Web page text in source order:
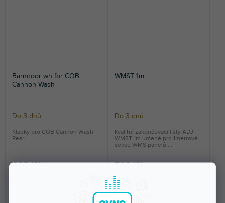
Barndoor wh for COB
Cannon Wash
Do 3 dnů
608 Kč
Klapky pro COB Cannon Wash
Pearl.
WMST 1m
Do 3 dnů
706 Kč
Kvalitní zakončovací lišty ADJ
WMST 1m určené pro 1metrové
sekce WMS panelů....